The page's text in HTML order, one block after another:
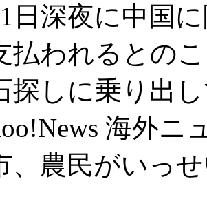
日深夜に中国
払われるとの
探しに乗り出
海外ニ
、農民がいっ